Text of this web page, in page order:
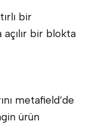
bir
açılır bir blokta
metafield’de
ürün